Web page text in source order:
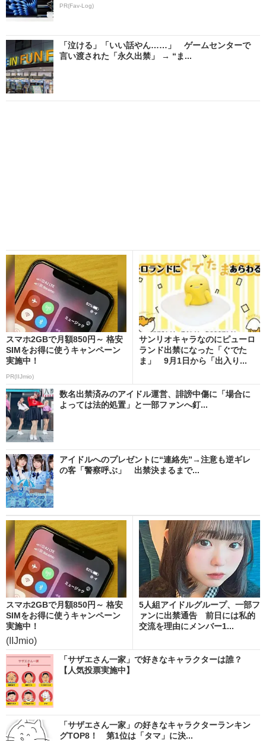
PR(Fav-Log)
「泣ける」「いい話やん……」 ゲームセンターで
言い渡された「永久出禁」 → “ま...
スマホ2GBで月額850円～ 格安
SIMをお得に使うキャンペーン
実施中！
PR(IIJmio)
サンリオキャラなのにピューロ
ランド出禁になった「ぐでた
ま」 9月1日から「出入り...
数名出禁済みのアイドル運営、誹謗中傷に「場合に
よっては法的処置」と一部ファンへ釘...
アイドルへのプレゼントに“連絡先”→注意も逆ギレ
の客「警察呼ぶ」 出禁決まるまで...
スマホ2GBで月額850円～ 格安
SIMをお得に使うキャンペーン
実施中！
(IIJmio)
5人組アイドルグループ、一部フ
ァンに出禁通告 前日には私的
交流を理由にメンバー1...
「サザエさん一家」で好きなキャラクターは誰？
【人気投票実施中】
「サザエさん一家」の好きなキャラクターランキン
グTOP8！ 第1位は「タマ」に決...